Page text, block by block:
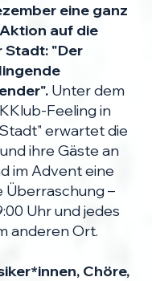
eine ganz
auf die
Stadt: "Der
Unter dem
Feeling in
erwartet die
ihre Gäste an
im Advent eine
Überraschung –
Uhr und jedes
anderen Ort.
Chöre,